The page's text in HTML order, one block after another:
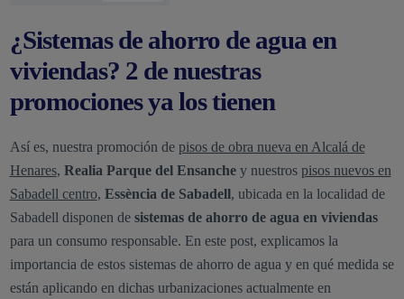
¿Sistemas de ahorro de agua en
viviendas? 2 de nuestras
promociones ya los tienen
Así es, nuestra promoción de pisos de obra nueva en Alcalá de
Henares, Realia Parque del Ensanchey nuestros pisos nuevos en
Sabadell centro, Essència de Sabadell, ubicada en la localidad de
Sabadell disponen de sistemas de ahorro de agua en viviendas
para un consumo responsable. En este post, explicamos la
importancia de estos sistemas de ahorro de agua y en qué medida se
están aplicando en dichas urbanizaciones actualmente en